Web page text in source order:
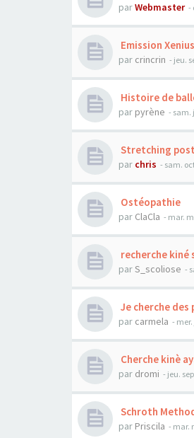
parWebmaster -
Emission
par crincrin - jeu.
Histoire de
par pyrène - sam.
Stretching
par chris - sam.
Ostéopathie
par ClaCla - mar.
recherche kiné
parS_scoliose -
Je cherche
par carmela - mer.
Cherche kinè
par dromi - jeu.
Schroth
par Priscila - mar.